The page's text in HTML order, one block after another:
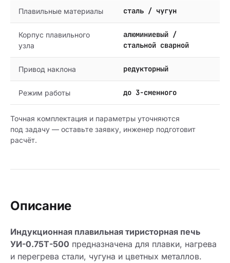
Плавильные материалы сталь / чугун
Корпус плавильного
узла
алюминиевый /
стальной сварной
Привод наклона редукторный
Режим работы до 3-сменного
Точная комплектация и параметры уточняются
под задачу — оставьте заявку, инженер подготовит
расчёт.
Описание
Индукционная плавильная тиристорная печь
УИ-0.75Т-500 предназначена для плавки, нагрева
и перегрева стали, чугуна и цветных металлов.